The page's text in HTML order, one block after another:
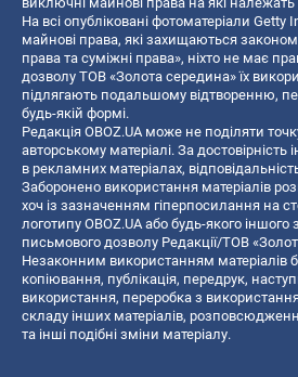
На всі опубліковані фотоматеріали Getty
майнові права, які захищаються законом
права та суміжні права», ніхто не має
дозволу ТОВ «Золота середина» їх
підлягають подальшому відтворенню,
будь-якій формі.
Редакція OBOZ.UA може не поділяти
авторському матеріалі. За достовірність
в рекламних матеріалах,
Заборонено використання матеріалів
хоч із зазначенням гіперпосилання на
логотипу OBOZ.UA або будь-якого іншого
письмового дозволу Редакції/ТОВ
Незаконним використанням матеріалів
копiювання, публiкацiя, передрук,
використання, переробка з
складу інших матеріалів,
та інші подібні зміни матеріалу.